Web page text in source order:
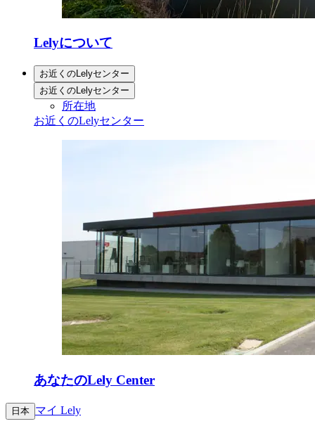
Lelyについて
お近くのLelyセンター
お近くのLelyセンター
所在地
お近くのLelyセンター
あなたのLely Center
日本 マイ Lely